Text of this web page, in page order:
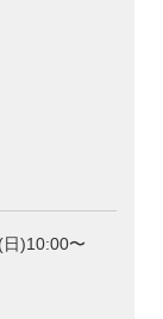
日)10:00〜